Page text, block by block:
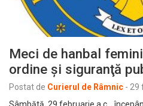
Meci de hanbal
ordine şi siguranţă
Postat de Curierul de Râmnic - 29